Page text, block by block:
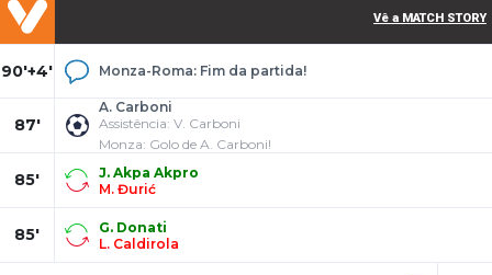
Vê a MATCH STORY
90'+4' Monza-Roma: Fim da partida!
87'
A. Carboni
Assistência: V. Carboni
Monza: Golo de A. Carboni!
85'
J. Akpa Akpro
M. Đurić
85'
G. Donati
L. Caldirola